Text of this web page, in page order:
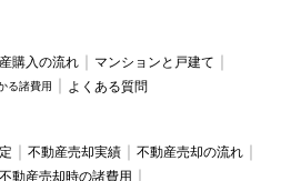
購入の流れ
マンションと戸建て
る諸費用 よくある質問
不動産売却実績
不動産売却の流れ
不動産売却時の諸費用